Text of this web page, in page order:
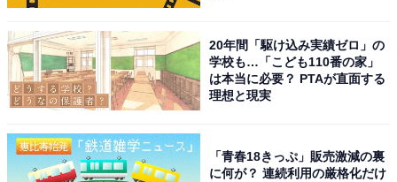
は、別府温泉ならではだと思います」（20代女性／東京
都）、「湯煙がホワイトクリスマスっぽくて幻想的だか
ら」（30代女性／愛知県）、「湯けむりが立ちのぼる街
全体が、まるで温泉の都のように感じ、冬の夜、湯けむ
りとイルミネーションが交差する風景は、まるで幻想の
中にいるような感覚になれるから」（50代男性／広島
県）といった声が集まりました。
20年間「駆け込み実績ゼロ」の
学校も…「こども110番の家」
は本当に必要？ PTAが直面する
理想と現実
「青春18きっぷ」販売激減の裏
に何が？ 連続利用の厳格化だけ